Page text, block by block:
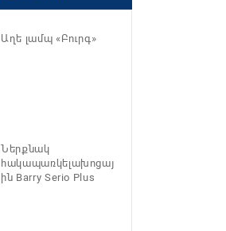
Աղե լամպ «Բուրգ»
Ներքնակ
հակապառկելախոցայ
ին Barry Serio Plus